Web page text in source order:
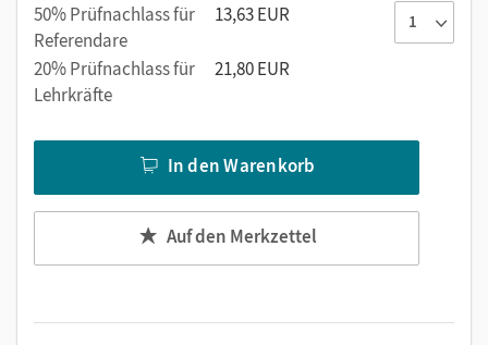
Anhänge: Wörterbuch, Eigennamen- und
Sachverzeichnis.
50% Prüfnachlass für
Referendare
13,63 EUR
20% Prüfnachlass für
Lehrkräfte
21,80 EUR
In den Warenkorb
Auf den Merkzettel